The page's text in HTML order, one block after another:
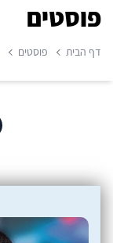
פוסטים
דף הבית פוסטים